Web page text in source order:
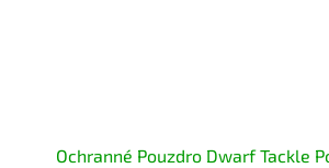
Ochranné Pouzdro Dwarf Tackle